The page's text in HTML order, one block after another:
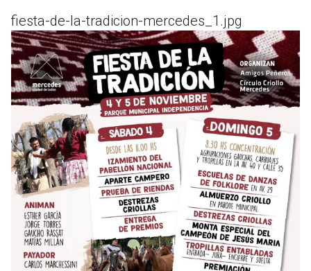
fiesta-de-la-tradicion-mercedes_1.jpg